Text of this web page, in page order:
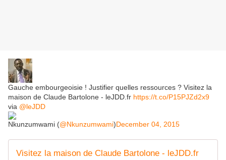
Gauche embourgeoisie ! Justifier quelles ressources ? Visitez la
maison de Claude Bartolone - leJDD.fr https://t.co/P15PJZd2x9
via @leJDD
Nkunzumwami (@Nkunzumwami)December 04, 2015
Visitez la maison de Claude Bartolone - leJDD.fr